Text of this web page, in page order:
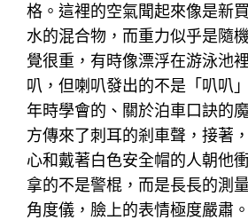
格。這裡的空氣聞起來像是新
水的混合物，而重力似乎是隨
覺很重，有時像漂浮在游泳池
叭，但喇叭發出的不是「叭叭
年時學會的、關於泊車口訣的
方傳來了刺耳的剎車聲，接著
心和戴著白色安全帽的人朝他
拿的不是警棍，而是長長的測
角度儀，臉上的表情極度嚴肅